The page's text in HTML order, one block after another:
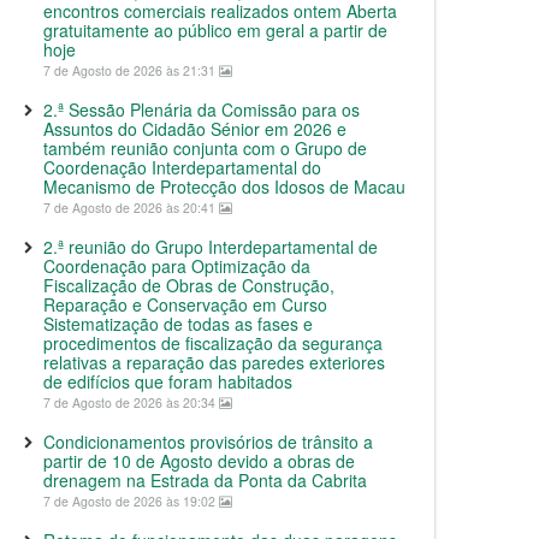
encontros comerciais realizados ontem Aberta
gratuitamente ao público em geral a partir de
hoje
7 de Agosto de 2026 às 21:31
2.ª Sessão Plenária da Comissão para os
Assuntos do Cidadão Sénior em 2026 e
também reunião conjunta com o Grupo de
Coordenação Interdepartamental do
Mecanismo de Protecção dos Idosos de Macau
7 de Agosto de 2026 às 20:41
2.ª reunião do Grupo Interdepartamental de
Coordenação para Optimização da
Fiscalização de Obras de Construção,
Reparação e Conservação em Curso
Sistematização de todas as fases e
procedimentos de fiscalização da segurança
relativas a reparação das paredes exteriores
de edifícios que foram habitados
7 de Agosto de 2026 às 20:34
Condicionamentos provisórios de trânsito a
partir de 10 de Agosto devido a obras de
drenagem na Estrada da Ponta da Cabrita
7 de Agosto de 2026 às 19:02